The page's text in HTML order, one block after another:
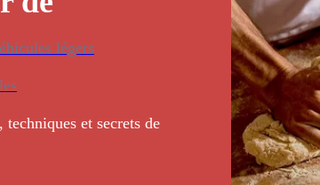
légers
et secrets de